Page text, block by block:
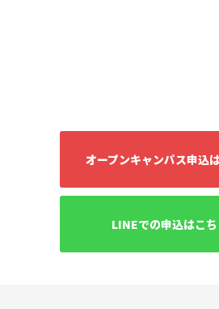
オープンキャンパス申込
LINEでの申込はこ